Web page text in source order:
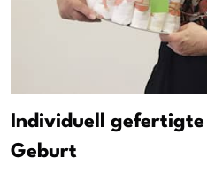
Individuell gefertigte
Geburt